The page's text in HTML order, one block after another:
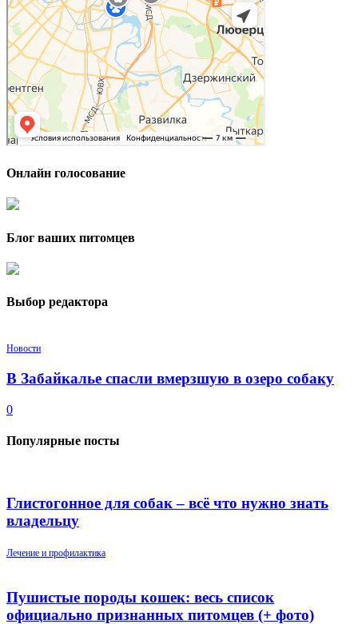
Онлайн голосование
Блог ваших питомцев
Выбор редактора
Новости
В Забайкалье спасли вмерзшую в озеро собаку
0
Популярные посты
Глистогонное для собак – всё что нужно знать
владельцу
Лечение и профилактика
Пушистые породы кошек: весь список
официально признанных питомцев (+ фото)